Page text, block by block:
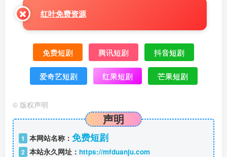
红叶免费资源
免费短剧 腾讯短剧 抖音短剧
爱奇艺短剧 红果短剧 芒果短剧
© 版权声明
声明
1 本网站名称： 免费短剧
2 本站永久网址： https://mfduanju.com